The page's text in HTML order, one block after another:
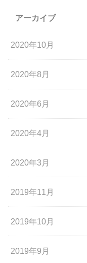
アーカイブ
2020年10月
2020年8月
2020年6月
2020年4月
2020年3月
2019年11月
2019年10月
2019年9月